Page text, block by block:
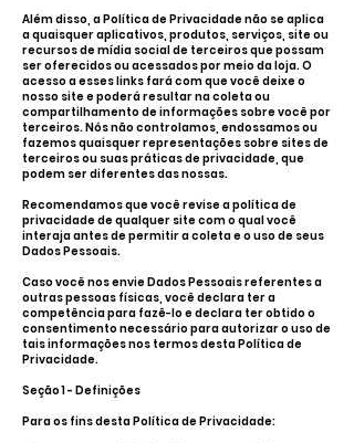
Além disso, a Política de Privacidade não se aplica
a quaisquer aplicativos, produtos, serviços, site ou
recursos de mídia social de terceiros que possam
ser oferecidos ou acessados por meio da loja. O
acesso a esses links fará com que você deixe o
nosso site e poderá resultar na coleta ou
compartilhamento de informações sobre você por
terceiros. Nós não controlamos, endossamos ou
fazemos quaisquer representações sobre sites de
terceiros ou suas práticas de privacidade, que
podem ser diferentes das nossas.
Recomendamos que você revise a política de
privacidade de qualquer site com o qual você
interaja antes de permitir a coleta e o uso de seus
Dados Pessoais.
Caso você nos envie Dados Pessoais referentes a
outras pessoas físicas, você declara ter a
competência para fazê-lo e declara ter obtido o
consentimento necessário para autorizar o uso de
tais informações nos termos desta Política de
Privacidade.
Seção 1 - Definições
Para os fins desta Política de Privacidade: